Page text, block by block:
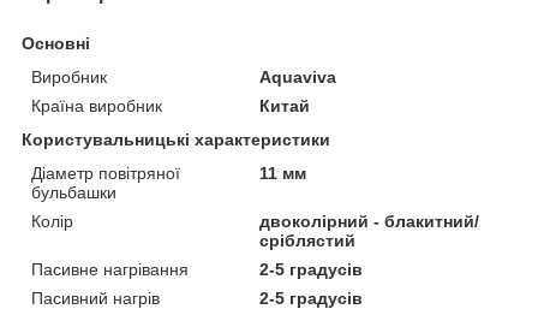
Основні
Виробник
Aquaviva
Країна виробник
Китай
Користувальницькі характеристики
Діаметр повітряної
бульбашки
11 мм
Колір
двоколірний - блакитний/
сріблястий
Пасивне нагрівання
2-5 градусів
Пасивний нагрів
2-5 градусів